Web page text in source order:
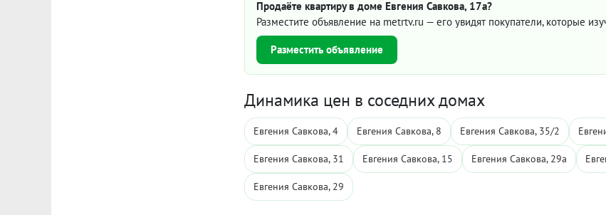
Продаёте квартиру в доме Евгения Савкова, 17а?
Разместите объявление на metrtv.ru — его увидят покупатели, которые
Разместить объявление
Динамика цен в соседних домах
Евгения Савкова, 4 Евгения Савкова, 8 Евгения Савкова, 35/2
Евгения Савкова, 31 Евгения Савкова, 15 Евгения Савкова, 29а
Евгения Савкова, 29